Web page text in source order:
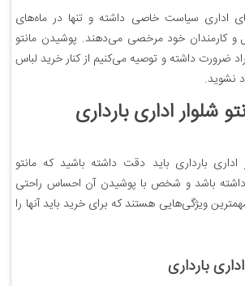
اداری سیاست خاصی داشته و تنها در ماه‌های
و کارمندان خود مرخصی می‌دهند. پوشیدن مانتو
ضرورت داشته و توصیه می‌کنیم از کنار خرید لباس
نشوید.
شلوار اداری بارداری
اداری بارداری باید دقت داشته باشید که مانتو
داشته باشد و شخص با پوشیدن آن احساس راحتی
ویژگی‌هایی هستند که برای خرید باید آنها را
بارداری